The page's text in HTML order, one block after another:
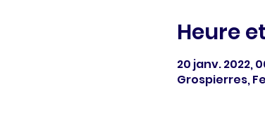
Heure
20 janv. 2022,
Grospierres,